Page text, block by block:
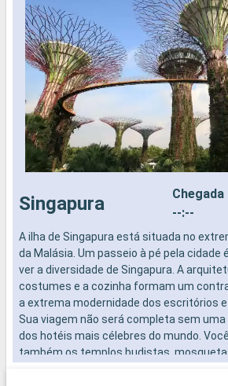
Singapura
Chegada
--:--
A ilha de Singapura está situada no
da Malásia. Um passeio à pé pela cidade
ver a diversidade de Singapura. A
costumes e a cozinha formam um
a extrema modernidade dos escritórios
Sua viagem não será completa sem
dos hotéis mais célebres do mundo.
também os templos budistas,